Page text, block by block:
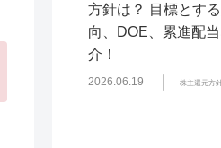
方針は？ 目標とす
向、DOE、累進配
介！
2026.06.19 株主還元方